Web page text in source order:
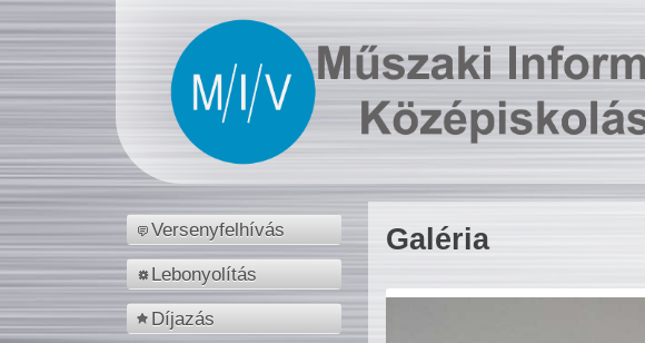
Versenyfelhívás
Lebonyolítás
Díjazás
Galéria